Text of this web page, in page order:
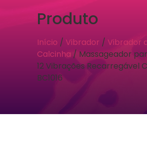
Produto
Início / Vibrador / Vibrador
Calcinha / Massageador
12 Vibrações Recarregável
BC1016